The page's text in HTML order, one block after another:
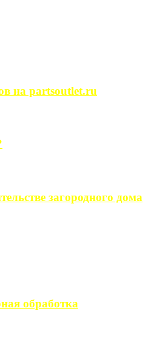
на partsoutlet.ru
загородного дома
обработка